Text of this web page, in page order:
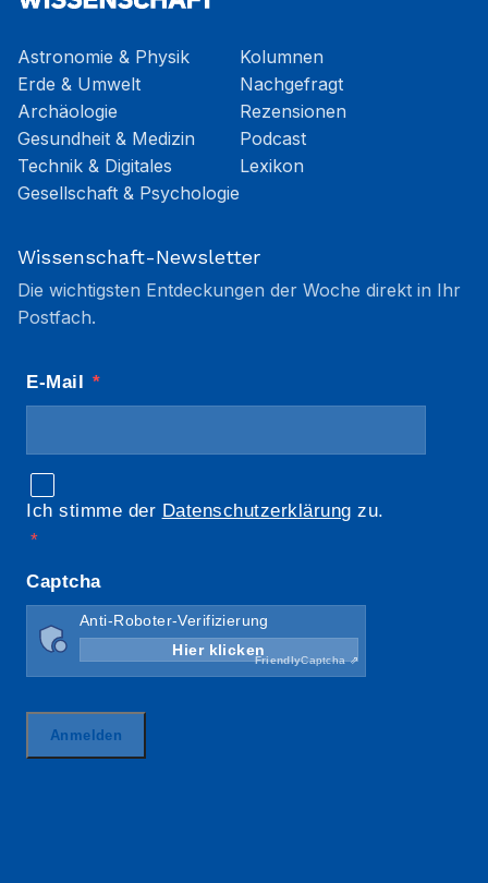
Astronomie & Physik
Erde & Umwelt
Archäologie
Gesundheit & Medizin
Technik & Digitales
Gesellschaft & Psychologie
Kolumnen
Nachgefragt
Rezensionen
Podcast
Lexikon
Wissenschaft-Newsletter
Die wichtigsten Entdeckungen der Woche direkt in Ihr
Postfach.